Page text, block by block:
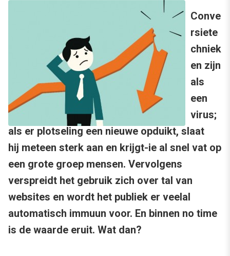
Conve
rsiete
chniek
en zijn
als
een
virus;
als er plotseling een nieuwe opduikt, slaat
hij meteen sterk aan en krijgt-ie al snel vat op
een grote groep mensen. Vervolgens
verspreidt het gebruik zich over tal van
websites en wordt het publiek er veelal
automatisch immuun voor. En binnen no time
is de waarde eruit. Wat dan?